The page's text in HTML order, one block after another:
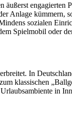
Anlage kümmern,
sozialen
Spielmobil oder
In
klassischen
in